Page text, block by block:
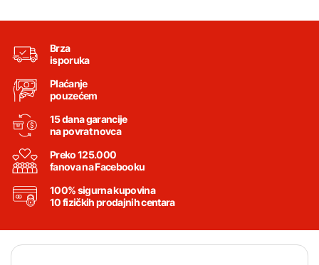
Brza
isporuka
Plaćanje
pouzećem
15 dana garancije
na povrat novca
Preko 125.000
fanova na Facebooku
100% sigurna kupovina
10 fizičkih prodajnih centara